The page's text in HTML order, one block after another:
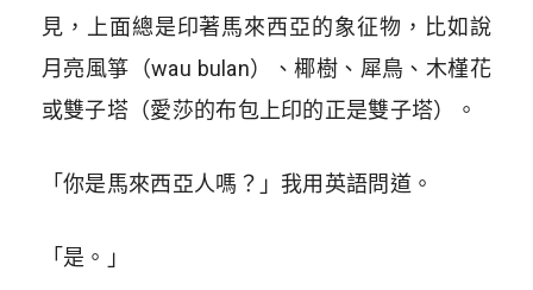
見，上面總是印著馬來西亞的象征物，比如說
月亮風箏（wau bulan）、椰樹、犀鳥、木槿花
或雙子塔（愛莎的布包上印的正是雙子塔）。
「你是馬來西亞人嗎？」我用英語問道。
「是。」